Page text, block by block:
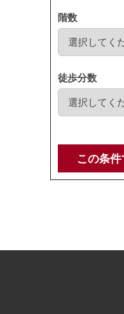
階数
徒歩分数
この条